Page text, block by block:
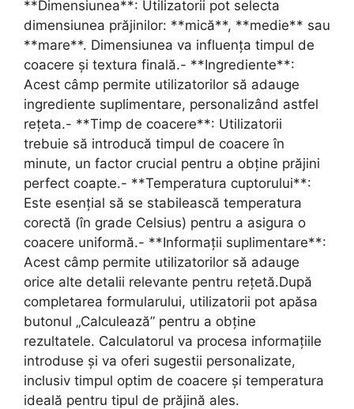
**Dimensiunea**: Utilizatorii pot selecta
dimensiunea prăjinilor: **mică**, **medie** sau
**mare**. Dimensiunea va influența timpul de
coacere și textura finală.- **Ingrediente**:
Acest câmp permite utilizatorilor să adauge
ingrediente suplimentare, personalizând astfel
rețeta.- **Timp de coacere**: Utilizatorii
trebuie să introducă timpul de coacere în
minute, un factor crucial pentru a obține prăjini
perfect coapte.- **Temperatura cuptorului**:
Este esențial să se stabilească temperatura
corectă (în grade Celsius) pentru a asigura o
coacere uniformă.- **Informații suplimentare**:
Acest câmp permite utilizatorilor să adauge
orice alte detalii relevante pentru rețetă.După
completarea formularului, utilizatorii pot apăsa
butonul „Calculează” pentru a obține
rezultatele. Calculatorul va procesa informațiile
introduse și va oferi sugestii personalizate,
inclusiv timpul optim de coacere și temperatura
ideală pentru tipul de prăjină ales.